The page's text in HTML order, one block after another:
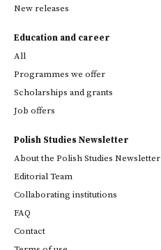
New releases
Education and career
All
Programmes we offer
Scholarships and grants
Job offers
Polish Studies Newsletter
About the Polish Studies Newsletter
Editorial Team
Collaborating institutions
FAQ
Contact